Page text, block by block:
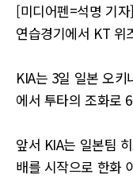
[미디어펜=석명 기
연습경기에서 KT 위
KIA는 3일 일본 오
에서 투타의 조화로
앞서 KIA는 일본팀
배를 시작으로 한화